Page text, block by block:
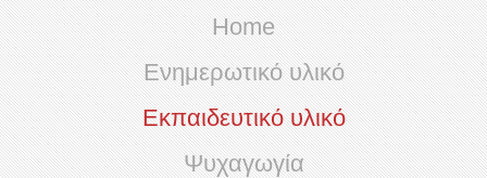
Home
Ενημερωτικό υλικό
Εκπαιδευτικό υλικό
Ψυχαγωγία